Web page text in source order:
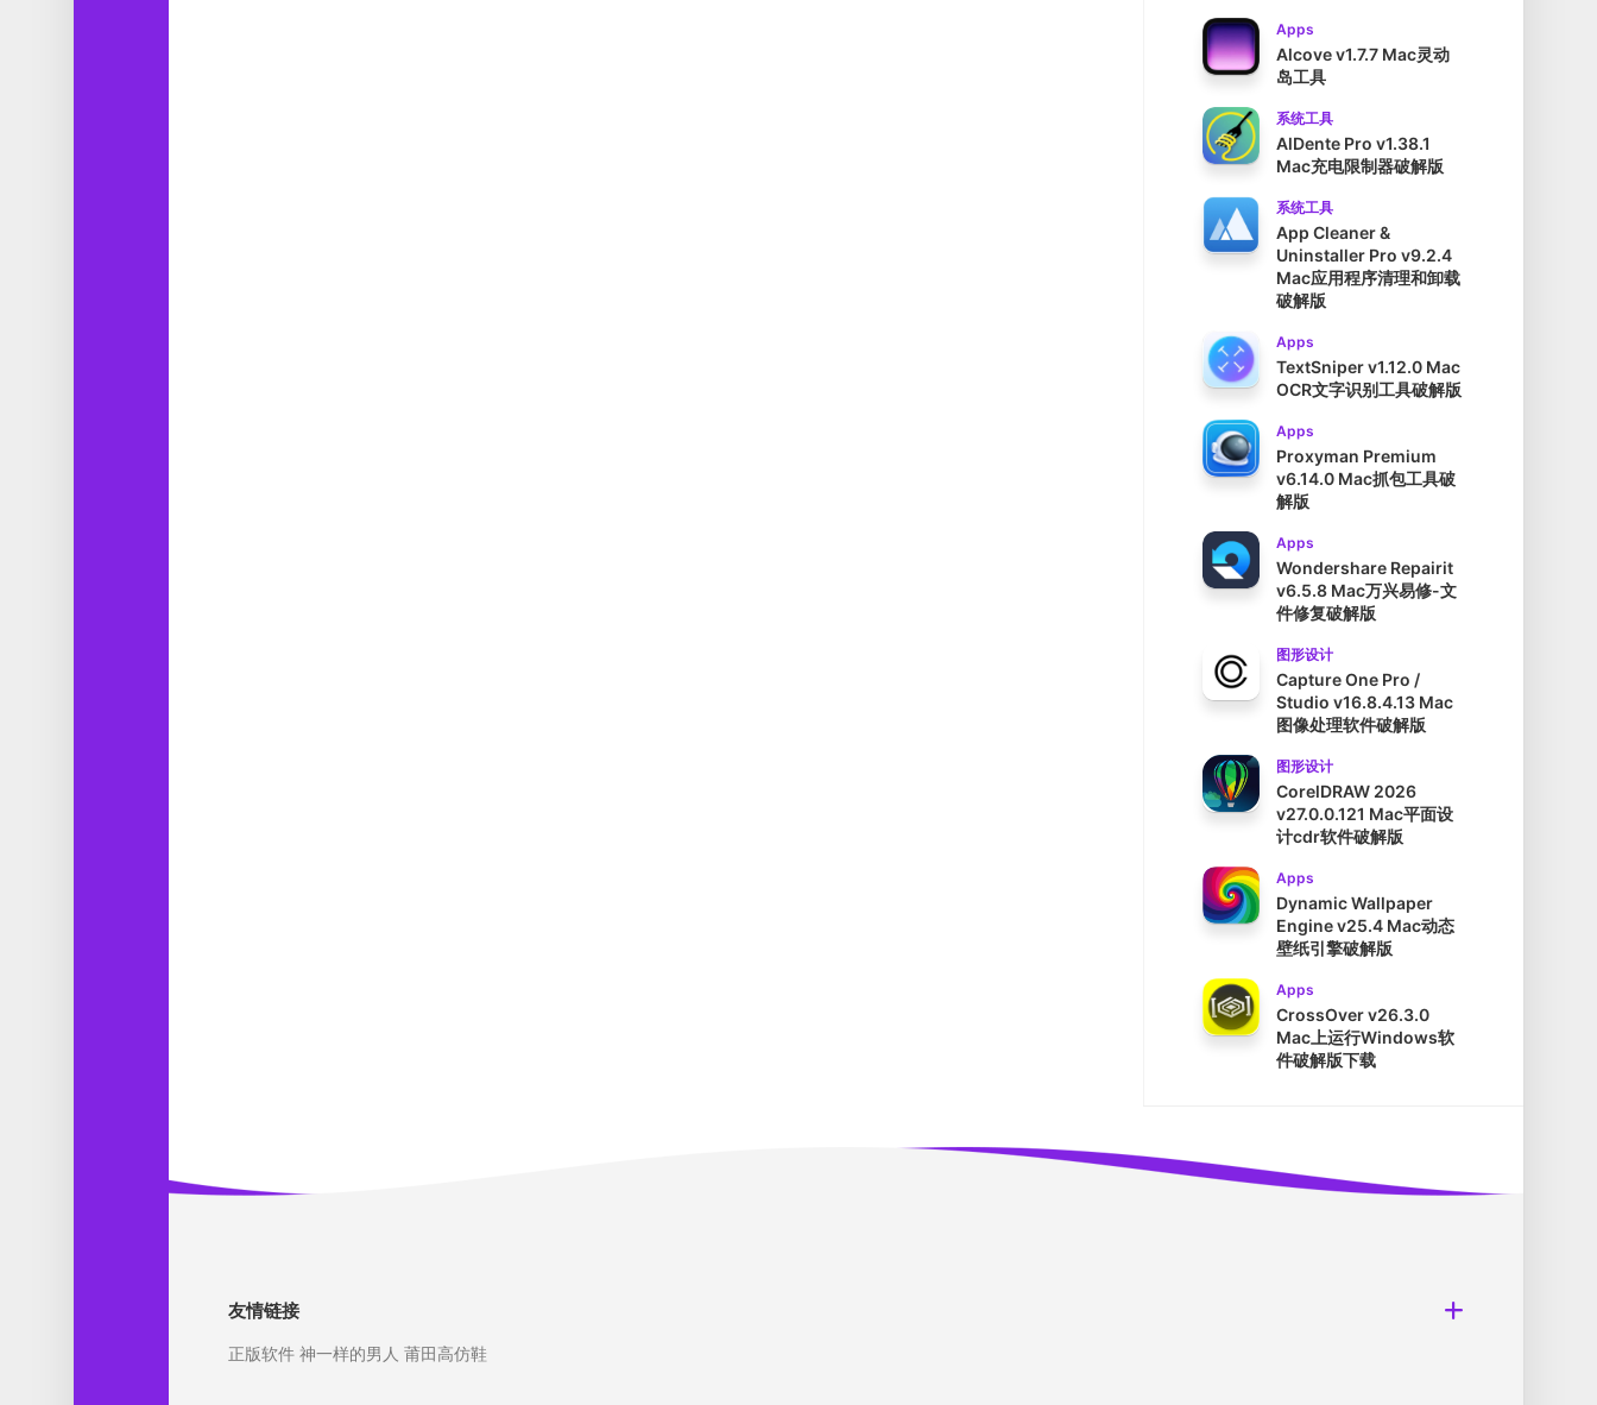
Apps
Alcove v1.7.7 Mac灵动
岛工具
系统工具
AlDente Pro v1.38.1
Mac充电限制器破解版
系统工具
App Cleaner &
Uninstaller Pro v9.2.4
Mac应用程序清理和卸载
破解版
Apps
TextSniper v1.12.0 Mac
OCR文字识别工具破解版
Apps
Proxyman Premium
v6.14.0 Mac抓包工具破
解版
Apps
Wondershare Repairit
v6.5.8 Mac万兴易修-文
件修复破解版
图形设计
Capture One Pro /
Studio v16.8.4.13 Mac
图像处理软件破解版
图形设计
CorelDRAW 2026
v27.0.0.121 Mac平面设
计cdr软件破解版
Apps
Dynamic Wallpaper
Engine v25.4 Mac动态
壁纸引擎破解版
Apps
CrossOver v26.3.0
Mac上运行Windows软
件破解版下载
友情链接
正版软件 神一样的男人 莆田高仿鞋